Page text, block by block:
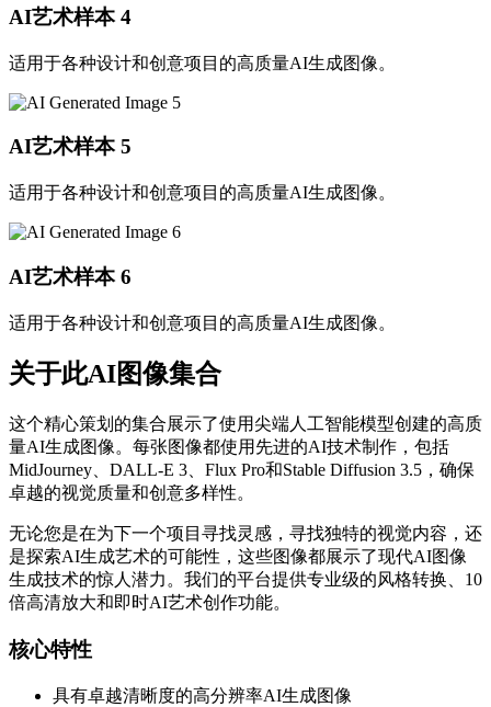
AI艺术样本 4
适用于各种设计和创意项目的高质量AI生成图像。
AI艺术样本 5
适用于各种设计和创意项目的高质量AI生成图像。
AI艺术样本 6
适用于各种设计和创意项目的高质量AI生成图像。
关于此AI图像集合
这个精心策划的集合展示了使用尖端人工智能模型创建的高质
量AI生成图像。每张图像都使用先进的AI技术制作，包括
MidJourney、DALL-E 3、Flux Pro和Stable Diffusion 3.5，确保
卓越的视觉质量和创意多样性。
无论您是在为下一个项目寻找灵感，寻找独特的视觉内容，还
是探索AI生成艺术的可能性，这些图像都展示了现代AI图像
生成技术的惊人潜力。我们的平台提供专业级的风格转换、10
倍高清放大和即时AI艺术创作功能。
核心特性
具有卓越清晰度的高分辨率AI生成图像